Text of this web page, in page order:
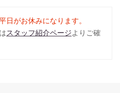
がお休みになります。
スタッフ紹介ページよりご確